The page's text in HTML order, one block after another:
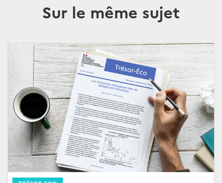
Sur le même sujet